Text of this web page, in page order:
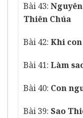
Bài 43:
Thiên Chúa
Bài 42: Khi
Bài 41: Làm
Bài 40: Con
Bài 39: Sao